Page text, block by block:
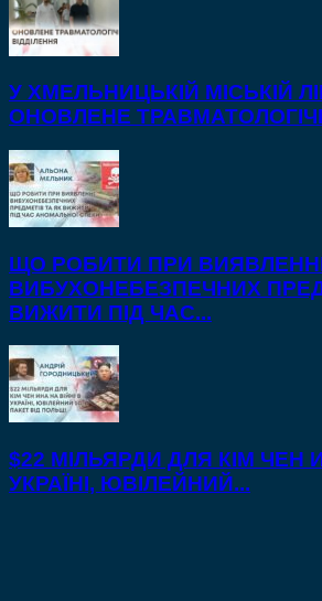
У ХМЕЛЬНИЦЬКІЙ МІСЬКІЙ
ОНОВЛЕНЕ
ЩО РОБИТИ ПРИ
ВИБУХОНЕБЕЗПЕЧНИХ
ВИЖИТИ ПІД ЧАС...
$22 МІЛЬЯРДИ ДЛЯ КІМ ЧЕН
УКРАЇНІ, ЮВІЛЕЙНИЙ...